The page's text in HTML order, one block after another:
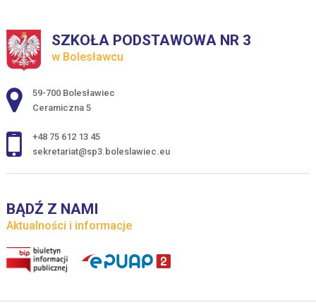
SZKOŁA PODSTAWOWA NR 3
w Bolesławcu
Adres pocztowy:
59-700 Bolesławiec
Ceramiczna 5
+48 75 612 13 45
sekretariat@sp3.boleslawiec.eu
BĄDŹ Z NAMI
Aktualności i informacje